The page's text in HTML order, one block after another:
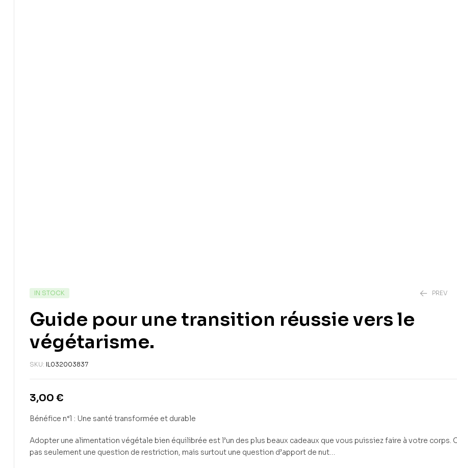
IN STOCK PREV
Guide pour une transition réussie vers le
végétarisme.
SKU: IL032003837
3,00 €
Bénéfice n°1 : Une santé transformée et durable
Adopter une alimentation végétale bien équilibrée est l’un des plus beaux cadeaux que vous puissiez faire à votre corps.
pas seulement une question de restriction, mais surtout une question d’apport de nut…